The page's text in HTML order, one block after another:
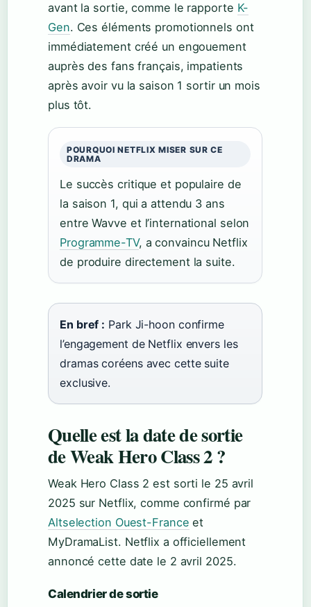
avant la sortie, comme le rapporte K-
Gen. Ces éléments promotionnels ont
immédiatement créé un engouement
auprès des fans français, impatients
après avoir vu la saison 1 sortir un mois
plus tôt.
POURQUOI NETFLIX MISER SUR CE
DRAMA
Le succès critique et populaire de
la saison 1, qui a attendu 3 ans
entre Wavve et l’international selon
Programme-TV, a convaincu Netflix
de produire directement la suite.
En bref : Park Ji-hoon confirme
l’engagement de Netflix envers les
dramas coréens avec cette suite
exclusive.
Quelle est la date de sortie
de Weak Hero Class 2 ?
Weak Hero Class 2 est sorti le 25 avril
2025 sur Netflix, comme confirmé par
Altselection Ouest-France et
MyDramaList. Netflix a officiellement
annoncé cette date le 2 avril 2025.
Calendrier de sortie